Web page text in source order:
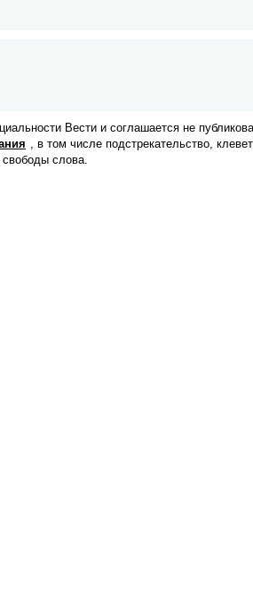
Вести и соглашается не
, в том числе подстрекательство,
слова.